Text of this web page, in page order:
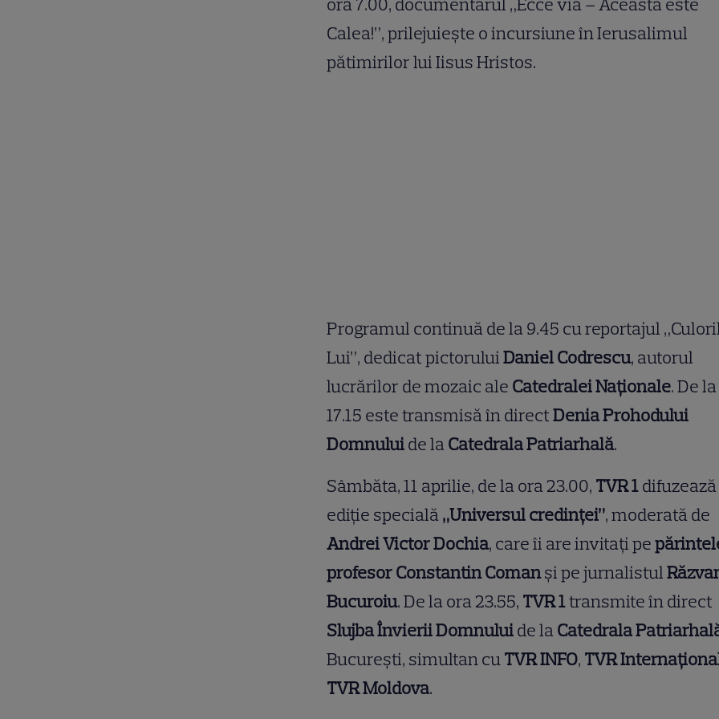
ora 7.00, documentarul „Ecce via – Aceasta este
Calea!”, prilejuiește o incursiune în Ierusalimul
pătimirilor lui Iisus Hristos.
Programul continuă de la 9.45 cu reportajul
Lui”, dedicat pictoruluiDaniel Codrescu, autorul
lucrărilor de mozaic ale Catedralei Naționale. De la
17.15 este transmisă în directDenia Prohodului
Domnuluide laCatedrala Patriarhală.
Sâmbăta, 11 aprilie, de la ora 23.00, TVR 1
ediție specială„Universul credinței”, moderată de
Andrei Victor Dochia, care îi are invitați pe
profesor Constantin Comanși pe jurnalistul
Bucuroiu. De la ora 23.55, TVR 1transmite în direct
Slujba Învierii Domnuluide laCatedrala
București, simultan cuTVR INFO, TVR
TVR Moldova.